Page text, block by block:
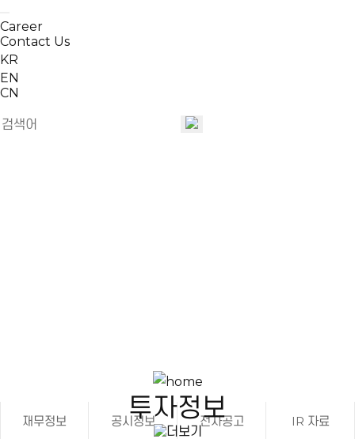
Career
Contact Us
KR
EN
CN
투자정보
재무정보 공시정보 전자공고 IR 자료